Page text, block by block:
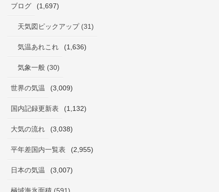
ブログ (1,697)
天気図ピックアップ (31)
気温あれこれ (1,636)
気象一般 (30)
世界の気温 (3,009)
国内記録更新表 (1,132)
大気の流れ (3,038)
平年差国内一覧表 (2,955)
日本の気温 (3,007)